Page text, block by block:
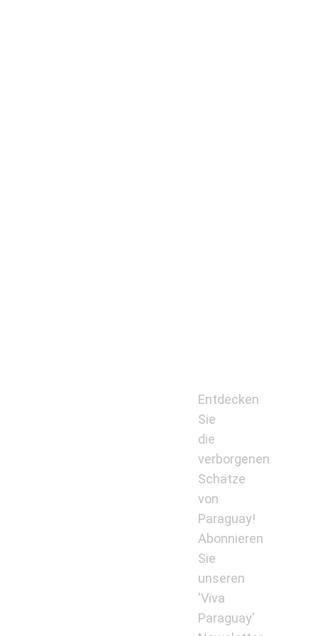
Entdecken
Sie
die
verborgenen
Schätze
von
Paraguay!
Abonnieren
Sie
unseren
'Viva
Paraguay'